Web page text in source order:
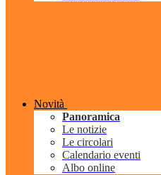
Novità
Panoramica
Le notizie
Le circolari
Calendario eventi
Albo online